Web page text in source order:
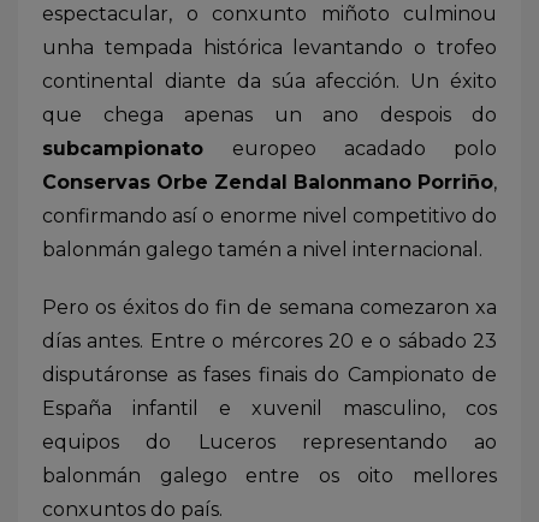
espectacular, o conxunto miñoto culminou
unha tempada histórica levantando o trofeo
continental diante da súa afección. Un éxito
que chega apenas un ano despois do
subcampionato europeo acadado polo
Conservas Orbe Zendal Balonmano Porriño,
confirmando así o enorme nivel competitivo do
balonmán galego tamén a nivel internacional.
Pero os éxitos do fin de semana comezaron xa
días antes. Entre o mércores 20 e o sábado 23
disputáronse as fases finais do Campionato de
España infantil e xuvenil masculino, cos
equipos do Luceros representando ao
balonmán galego entre os oito mellores
conxuntos do país.